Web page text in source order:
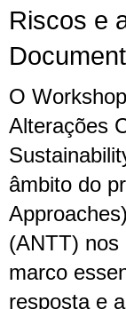
Riscos e
O
Alterações
âmbito do
(ANTT) nos
marco
resposta e